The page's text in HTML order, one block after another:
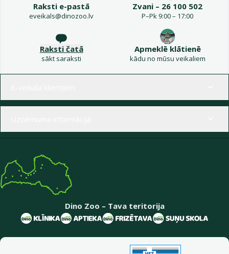
Raksti e-pastā
eveikals@dinozoo.lv
Zvani – 26 100 502
P–Pk 9:00 – 17:00
Raksti čatā
sākt saraksti
Apmeklē klātienē
kādu no mūsu veikaliem
Dino Zoo – Tava teritorija